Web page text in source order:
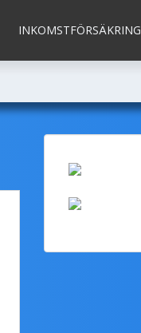
INKOMSTFÖRSÄKRING